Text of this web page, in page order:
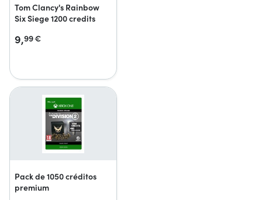
Tom Clancy's Rainbow
Six Siege 1200 credits
9,99€
Pack de 1050 créditos
premium